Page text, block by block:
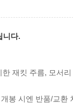
니다.
재킷 주름, 모서
봉 시엔 반품/교환